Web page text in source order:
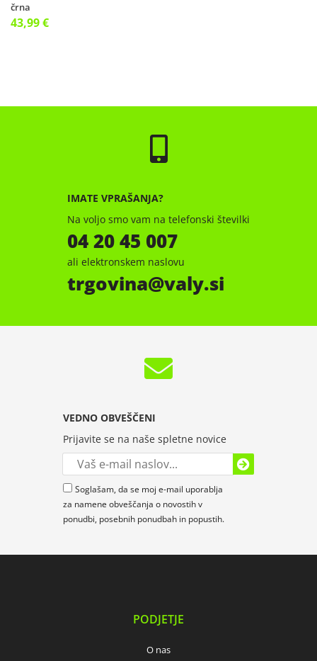
črna
43,99 €
IMATE VPRAŠANJA?
Na voljo smo vam na telefonski številki
04 20 45 007
ali elektronskem naslovu
trgovina valy.si
VEDNO OBVEŠČENI
Prijavite se na naše spletne novice
Soglašam, da se moj e-mail uporablja
za namene obveščanja o novostih v
ponudbi, posebnih ponudbah in popustih.
PODJETJE
O nas